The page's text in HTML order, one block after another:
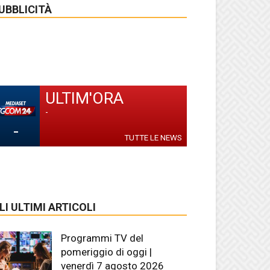
-
ULTIM'ORA
-
TUTTE LE NEWS
ULTIMI ARTICOLI
Programmi TV del
pomeriggio di oggi |
venerdì 7 agosto 2026